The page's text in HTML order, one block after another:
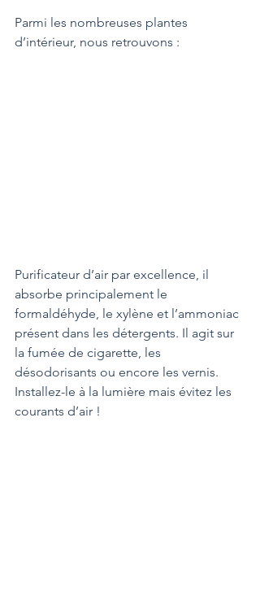
Parmi les nombreuses plantes
d’intérieur, nous retrouvons :
Purificateur d’air par excellence, il
absorbe principalement le
formaldéhyde, le xylène et l’ammoniac
présent dans les détergents. Il agit sur
la fumée de cigarette, les
désodorisants ou encore les vernis.
Installez-le à la lumière mais évitez les
courants d’air !